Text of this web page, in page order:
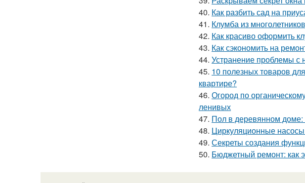
40. Как разбить сад на
41. Клумба из
42. Как красиво оформить
43. Как сэкономить на
44. Устранение проблемы с
45. 10 полезных товаров
квартире?
46. Огород по
ленивых
47. Пол в деревянном доме:
48. Циркуляционные
49. Секреты создания
50. Бюджетный ремонт: как